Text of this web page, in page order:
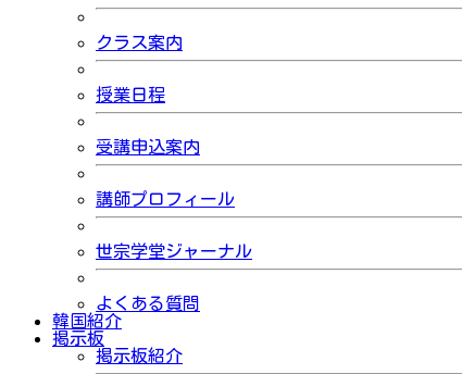
クラス案内
授業日程
受講申込案内
講師プロフィール
世宗学堂ジャーナル
よくある質問
韓国紹介
掲示板
掲示板紹介